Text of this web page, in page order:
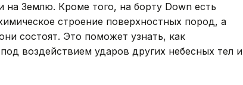
Землю. Кроме того, на борту Down есть
строение поверхностных пород, а
состоят. Это поможет узнать, как
воздействием ударов других небесных тел и